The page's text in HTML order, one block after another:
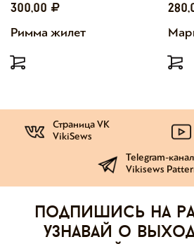
300,00
Римма жилет
Страница VK
VikiSews
Telegram-канал
Vikisews
Подпишись на
узнавай о